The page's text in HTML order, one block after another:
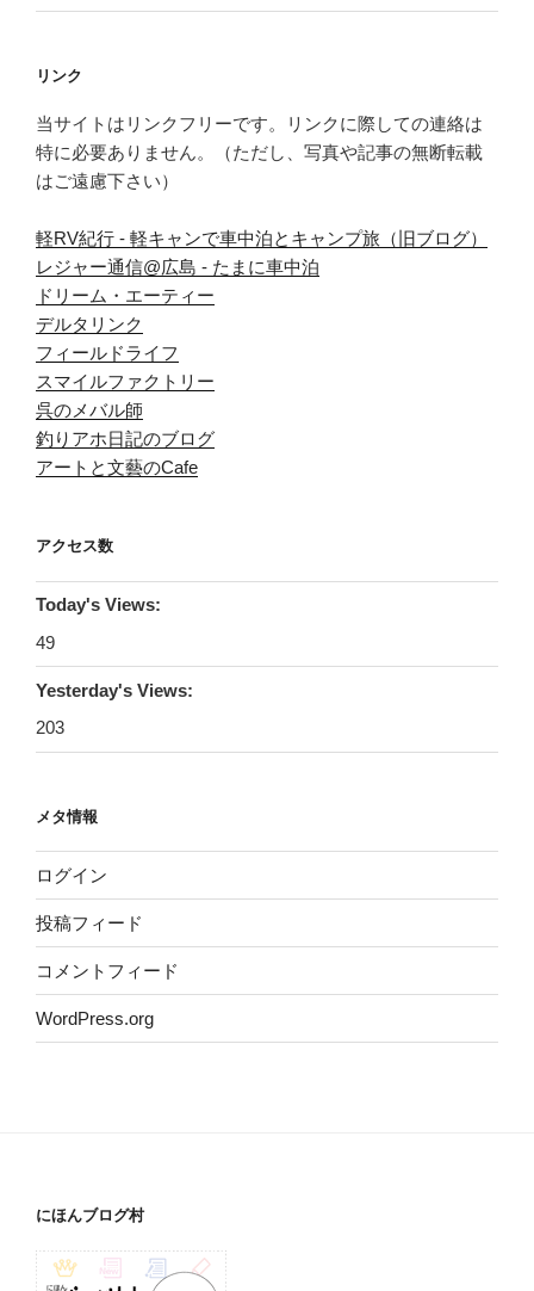
リンク
当サイトはリンクフリーです。リンクに際しての連絡は
特に必要ありません。（ただし、写真や記事の無断転載
はご遠慮下さい）
軽RV紀行 - 軽キャンで車中泊とキャンプ旅（旧ブログ）
レジャー通信@広島 - たまに車中泊
ドリーム・エーティー
デルタリンク
フィールドライフ
スマイルファクトリー
呉のメバル師
釣りアホ日記のブログ
アートと文藝のCafe
アクセス数
Today's Views:
49
Yesterday's Views:
203
メタ情報
ログイン
投稿フィード
コメントフィード
WordPress.org
にほんブログ村